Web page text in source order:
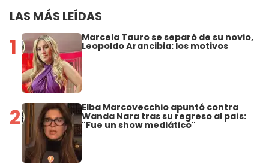
LAS MÁS LEÍDAS
1 Marcela Tauro se separó de su novio,
Leopoldo Arancibia: los motivos
2 Elba Marcovecchio apuntó contra
Wanda Nara tras su regreso al país:
"Fue un show mediático"